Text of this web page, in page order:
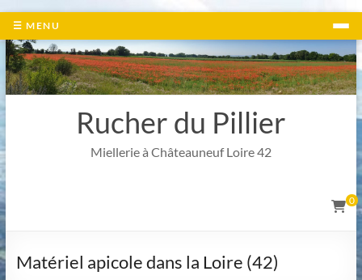
☰ MENU
Aller
contenu
Rucher du Pillier
Miellerie à Châteauneuf Loire 42
0
Matériel apicole dans la Loire (42)